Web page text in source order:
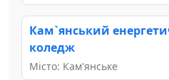
Кам`янський
коледж
Місто: Кам'янське